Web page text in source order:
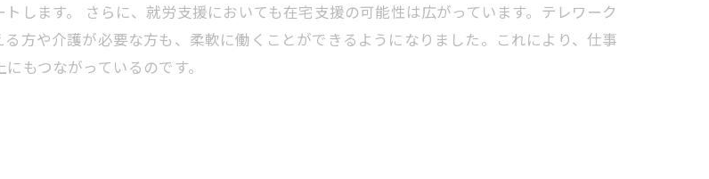
します。 さらに、就労支援においても在宅支援の可能性は広がっています。テレワーク
方や介護が必要な方も、柔軟に働くことができるようになりました。これにより、仕事
もつながっているのです。